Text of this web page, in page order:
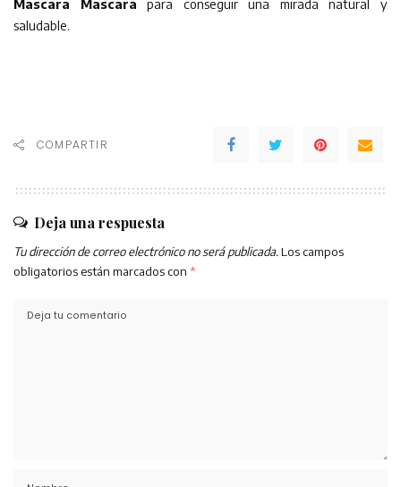
Mascara Mascara para conseguir una mirada natural y
saludable.
COMPARTIR
Deja una respuesta
Tu dirección de correo electrónico no será publicada. Los campos
obligatorios están marcados con *